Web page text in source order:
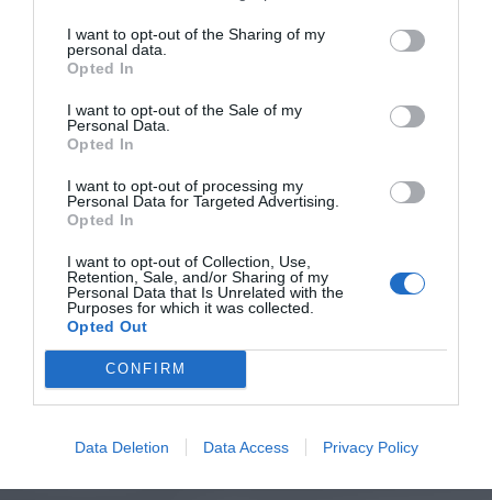
I want to opt-out of the Sharing of my
personal data.
Opted In
I want to opt-out of the Sale of my
Personal Data.
Opted In
I want to opt-out of processing my
Personal Data for Targeted Advertising.
Opted In
I want to opt-out of Collection, Use,
Retention, Sale, and/or Sharing of my
Personal Data that Is Unrelated with the
Purposes for which it was collected.
Opted Out
CONFIRM
Data Deletion Data Access Privacy Policy